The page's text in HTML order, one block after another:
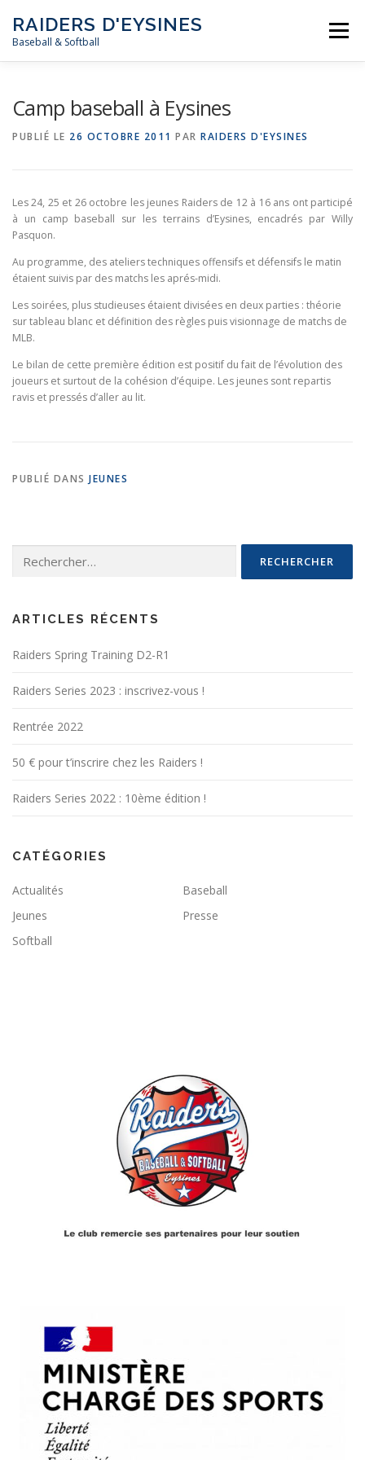
contenu
RAIDERS D'EYSINES
Baseball & Softball
Menu
Camp baseball à Eysines
PUBLIÉ LE 26 OCTOBRE 2011 PAR RAIDERS D'EYSINES
Les 24, 25 et 26 octobre les jeunes Raiders de 12 à 16 ans ont participé
à un camp baseball sur les terrains d’Eysines, encadrés par Willy
Pasquon.
Au programme, des ateliers techniques offensifs et défensifs le matin
étaient suivis par des matchs les aprés-midi.
Les soirées, plus studieuses étaient divisées en deux parties : théorie
sur tableau blanc et définition des règles puis visionnage de matchs de
MLB.
Le bilan de cette première édition est positif du fait de l’évolution des
joueurs et surtout de la cohésion d’équipe. Les jeunes sont repartis
ravis et pressés d’aller au lit.
PUBLIÉ DANS JEUNES
ARTICLES RÉCENTS
Raiders Spring Training D2-R1
Raiders Series 2023 : inscrivez-vous !
Rentrée 2022
50 € pour t’inscrire chez les Raiders !
Raiders Series 2022 : 10ème édition !
CATÉGORIES
Actualités
Baseball
Jeunes
Presse
Softball